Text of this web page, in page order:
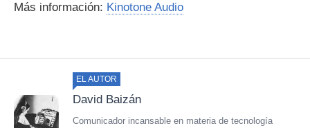
Más información: Kinotone Audio
EL AUTOR
David Baizán
Comunicador incansable en materia de tecnología